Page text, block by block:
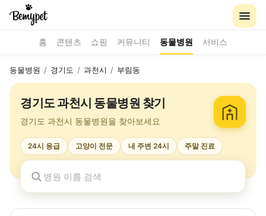
홈 콘텐츠 쇼핑 커뮤니티 동물병원 서비스
동물병원 / 경기도 / 과천시 / 부림동
경기도 과천시 동물병원 찾기
경기도 과천시 동물병원을 찾아보세요
24시 응급 고양이 전문 내 주변 24시 주말 진료